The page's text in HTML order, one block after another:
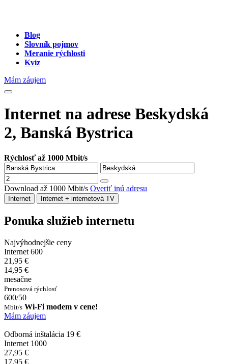
Blog
Slovník pojmov
Meranie rýchlosti
Kvíz
Mám záujem
Internet na adrese Beskydská
2, Banská Bystrica
Rýchlosť až 1000 Mbit/s
Download až 1000 Mbit/s Overiť inú adresu
Internet Internet + internetová TV
Ponuka služieb internetu
Najvýhodnejšie ceny
Internet 600
21,95 €
14,95 €
mesačne
Prenosová rýchlosť
600/50
Mbit/s Wi-Fi modem v cene!
Mám záujem
Odborná inštalácia 19 €
Internet 1000
27,95 €
17,95 €